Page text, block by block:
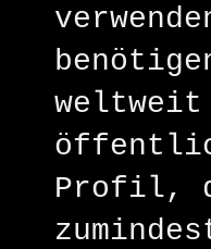
Profil,